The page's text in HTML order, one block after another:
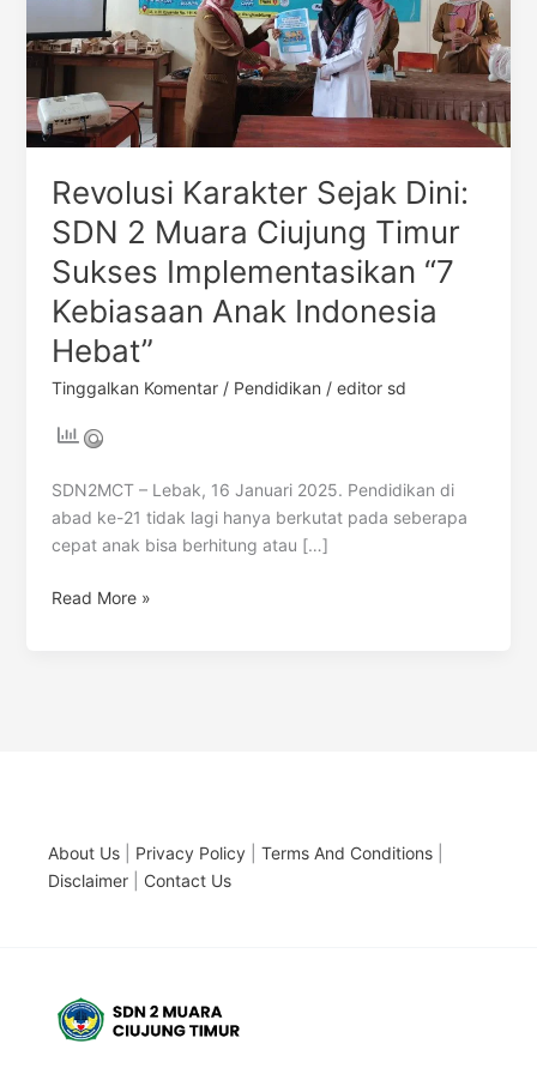
Revolusi Karakter Sejak Dini:
SDN 2 Muara Ciujung Timur
Sukses Implementasikan “7
Kebiasaan Anak Indonesia
Hebat”
Tinggalkan Komentar / Pendidikan / editor sd
SDN2MCT – Lebak, 16 Januari 2025. Pendidikan di
abad ke-21 tidak lagi hanya berkutat pada seberapa
cepat anak bisa berhitung atau […]
Sukses
Implementasikan
“7
Kebiasaan
Anak
Indonesia
Hebat”
Read More »
About Us Privacy Policy Terms And Conditions
Disclaimer
Contact Us